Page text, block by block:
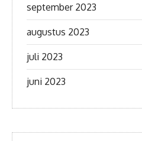
september 2023
augustus 2023
juli 2023
juni 2023